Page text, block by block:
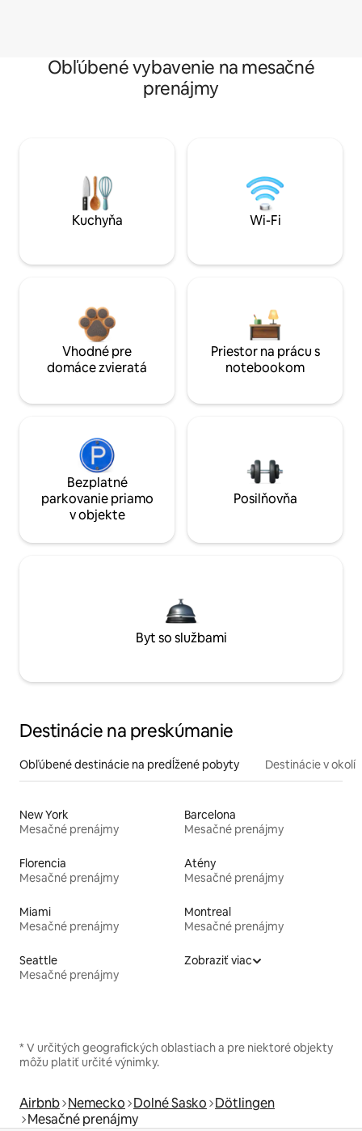
Obľúbené vybavenie na mesačné
prenájmy
Kuchyňa Wi-Fi
Vhodné pre
domáce zvieratá
Priestor na prácu s
notebookom
Bezplatné
parkovanie priamo
v objekte
Posilňovňa
Byt so službami
Destinácie na preskúmanie
Obľúbené destinácie na predĺžené pobyty Destinácie v okolí
New York
Mesačné prenájmy
Barcelona
Mesačné prenájmy
Florencia
Mesačné prenájmy
Atény
Mesačné prenájmy
Miami
Mesačné prenájmy
Montreal
Mesačné prenájmy
Seattle
Mesačné prenájmy
Zobraziť viac
* V určitých geografických oblastiach a pre niektoré objekty
môžu platiť určité výnimky.
Airbnb Nemecko Dolné Sasko Dötlingen
Mesačné prenájmy